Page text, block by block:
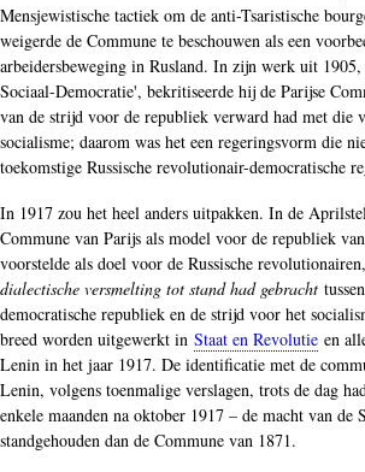
Mensjewistische tactiek om de anti-Tsaristische
weigerde de Commune te beschouwen als een
arbeidersbeweging in Rusland. In zijn werk uit
Sociaal-Democratie', bekritiseerde hij de Parijse
van de strijd voor de republiek verward had met die
socialisme; daarom was het een regeringsvorm die
toekomstige Russische revolutionair-democratische
In 1917 zou het heel anders uitpakken. In de
Commune van Parijs als model voor de republiek
voorstelde als doel voor de Russische revolutionairen,
dialectische versmelting tot stand had gebracht
democratische republiek en de strijd voor het
breed worden uitgewerkt in Staat en Revolutie en
Lenin in het jaar 1917. De identificatie met de
Lenin, volgens toenmalige verslagen, trots de dag
enkele maanden na oktober 1917 – de macht van de
standgehouden dan de Commune van 1871.